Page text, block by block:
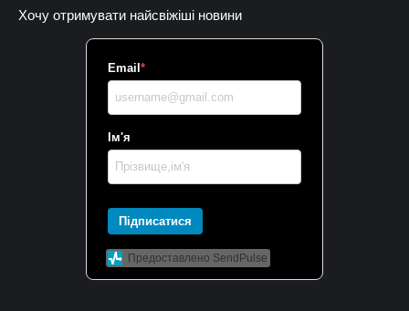
Хочу отримувати найсвіжіші новини
Email *
Ім'я
Підписатися
Предоставлено SendPulse